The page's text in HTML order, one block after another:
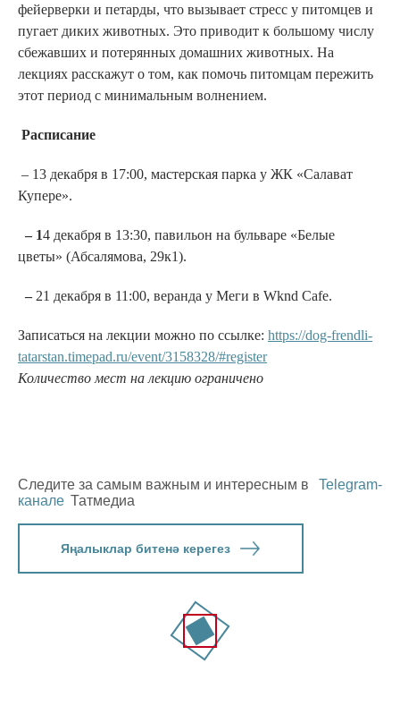
фейерверки и петарды, что вызывает стресс у питомцев и
пугает диких животных. Это приводит к большому числу
сбежавших и потерянных домашних животных. На
лекциях расскажут о том, как помочь питомцам пережить
этот период с минимальным волнением.
Расписание
– 13 декабря в 17:00, мастерская парка у ЖК «Салават
Купере».
– 14 декабря в 13:30, павильон на бульваре «Белые
цветы» (Абсалямова, 29к1).
– 21 декабря в 11:00, веранда у Меги в Wknd Cafe.
Записаться на лекции можно по ссылке: https://dog-frendli-
tatarstan.timepad.ru/event/3158328/#register
Количество мест на лекцию ограничено
Следите за самым важным и интересным в
Telegram-
канале Татмедиа
Яңалыклар битенә керегез